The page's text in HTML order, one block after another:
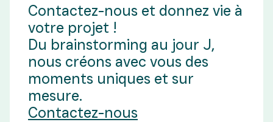
Contactez-nous et donnez vie à
votre projet !
Du brainstorming au jour J,
nous créons avec vous des
moments uniques et sur
mesure.
Contactez-nous